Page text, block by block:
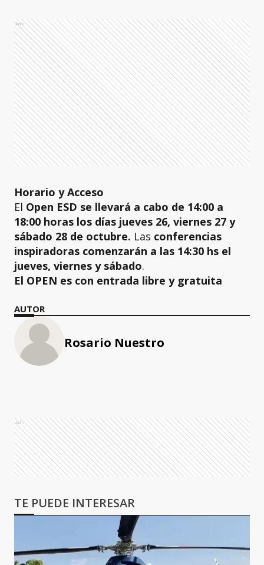
Ads
Horario y Acceso
El Open ESD se llevará a cabo de 14:00 a
18:00 horas los días jueves 26, viernes 27 y
sábado 28 de octubre. Las conferencias
inspiradoras comenzarán a las 14:30 hs el
jueves, viernes y sábado.
El OPEN es con entrada libre y gratuita
AUTOR
Rosario Nuestro
Ads
TE PUEDE INTERESAR